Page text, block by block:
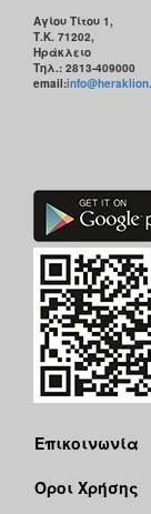
Αγίου Τίτου 1,
Τ.Κ. 71202,
Ηράκλειο
Τηλ.: 2813-409000
email:
Επικοινωνία
Όροι Χρήσης